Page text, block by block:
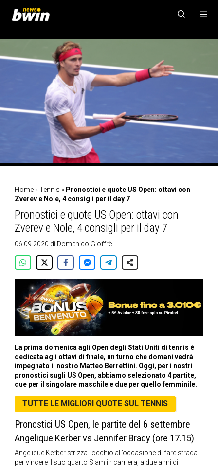
contenuto
Home »Tennis » Pronostici e quote US Open: ottavi con
Zverev e Nole, 4 consigli per il day 7
Pronostici e quote US Open: ottavi con
Zverev e Nole, 4 consigli per il day 7
06.09.2020 di Domenico Gioffrè
La prima domenica agli Open degli Stati Uniti di tennis è
dedicata agli ottavi di finale, un turno che domani vedrà
impegnato il nostro Matteo Berrettini. Oggi, per i nostri
pronostici sugli US Open, abbiamo selezionato 4 partite,
due per il singolare maschile e due per quello femminile.
TUTTE LE MIGLIORI QUOTE SUL TENNIS
Pronostici US Open, le partite del 6 settembre
Angelique Kerber vs Jennifer Brady (ore 17.15)
Angelique Kerber strizza l’occhio all’occasione di fare strada
per vincere il suo quarto Slam in carriera, a due anni di